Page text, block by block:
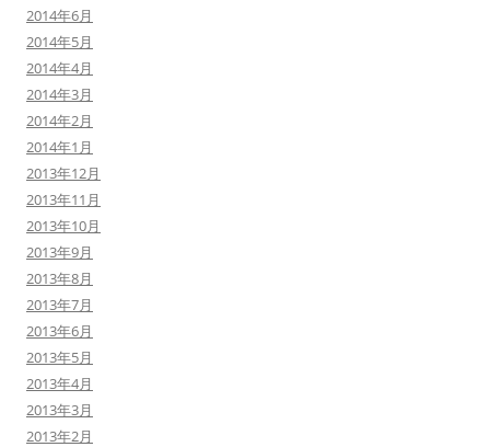
2014年6月
2014年5月
2014年4月
2014年3月
2014年2月
2014年1月
2013年12月
2013年11月
2013年10月
2013年9月
2013年8月
2013年7月
2013年6月
2013年5月
2013年4月
2013年3月
2013年2月